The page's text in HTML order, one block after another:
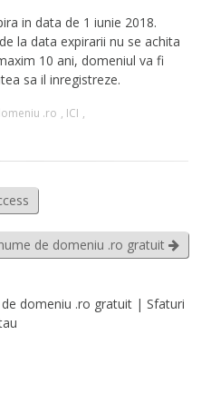
in data de 1 iunie 2018.
la data expirarii nu se achita
10 ani, domeniul va fi
sa il inregistreze.
.ro , ICI ,
de domeniu .ro gratuit
domeniu .ro gratuit | Sfaturi